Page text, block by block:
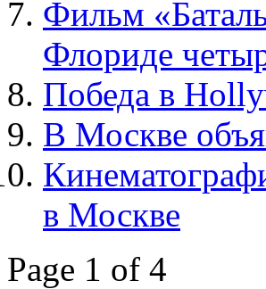
Фильм
Флориде
Победа в
В Москве
в Москве
Page 1 of 4